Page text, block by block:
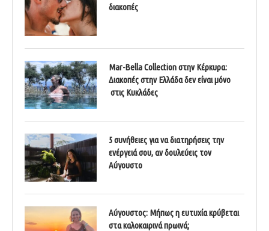
διακοπές
Mar-Bella Collection στην Κέρκυρα:
Διακοπές στην Ελλάδα δεν είναι μόνο
στις Κυκλάδες
5 συνήθειες για να διατηρήσεις την
ενέργειά σου, αν δουλεύεις τον
Αύγουστο
Αύγουστος: Μήπως η ευτυχία κρύβεται
στα καλοκαιρινά πρωινά;